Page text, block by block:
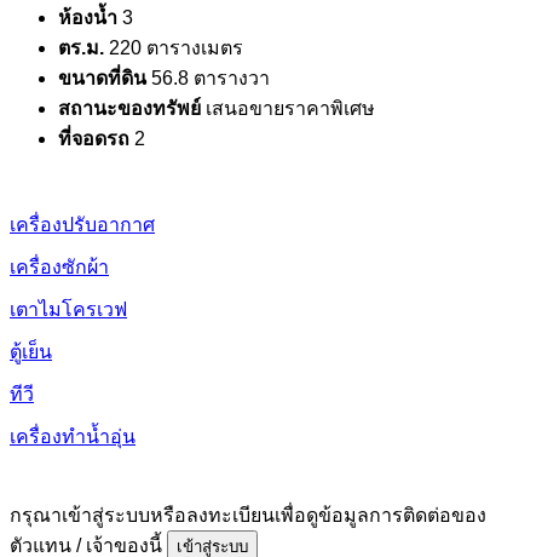
ห้องน้ำ 3
ตร.ม. 220 ตารางเมตร
ขนาดที่ดิน 56.8 ตารางวา
สถานะของทรัพย์ เสนอขายราคาพิเศษ
ที่จอดรถ 2
เครื่องปรับอากาศ
เครื่องซักผ้า
เตาไมโครเวฟ
ตู้เย็น
ทีวี
เครื่องทำน้ำอุ่น
กรุณาเข้าสู่ระบบหรือลงทะเบียนเพื่อดูข้อมูลการติดต่อของ
ตัวแทน / เจ้าของนี้
เข้าสู่ระบบ